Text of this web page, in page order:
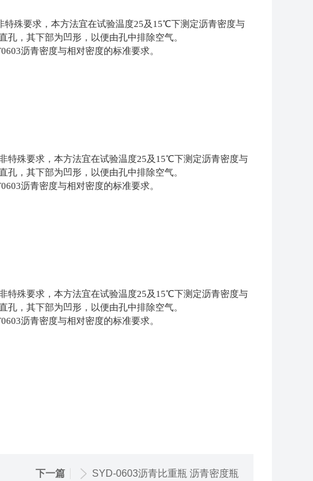
特殊要求，本方法宜在试验温度25及 15℃下测定沥青密度与
，其下部为凹形，以便由孔中排除空气。
沥青密度与相对密度的标准要求。
特殊要求，本方法宜在试验温度25及15℃下测定沥青密度与
，其下部为凹形，以便由孔中排除空气。
沥青密度与相对密度的标准要求。
特殊要求，本方法宜在试验温度25及15℃下测定沥青密度与
，其下部为凹形，以便由孔中排除空气。
沥青密度与相对密度的标准要求。
下一篇 SYD-0603沥青比重瓶 沥青密度瓶